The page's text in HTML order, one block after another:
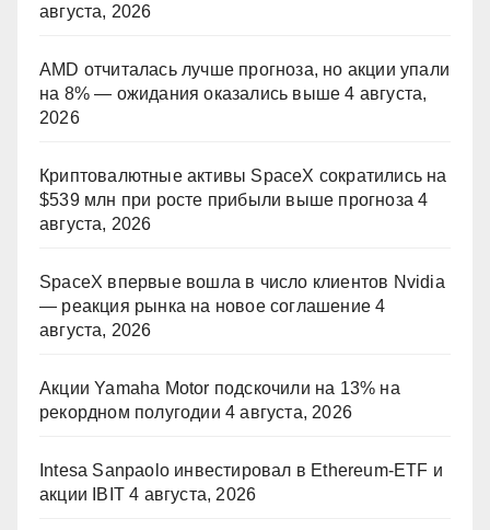
августа, 2026
AMD отчиталась лучше прогноза, но акции упали
на 8% — ожидания оказались выше 4 августа,
2026
Криптовалютные активы SpaceX сократились на
$539 млн при росте прибыли выше прогноза 4
августа, 2026
SpaceX впервые вошла в число клиентов Nvidia
— реакция рынка на новое соглашение 4
августа, 2026
Акции Yamaha Motor подскочили на 13% на
рекордном полугодии 4 августа, 2026
Intesa Sanpaolo инвестировал в Ethereum-ETF и
акции IBIT 4 августа, 2026